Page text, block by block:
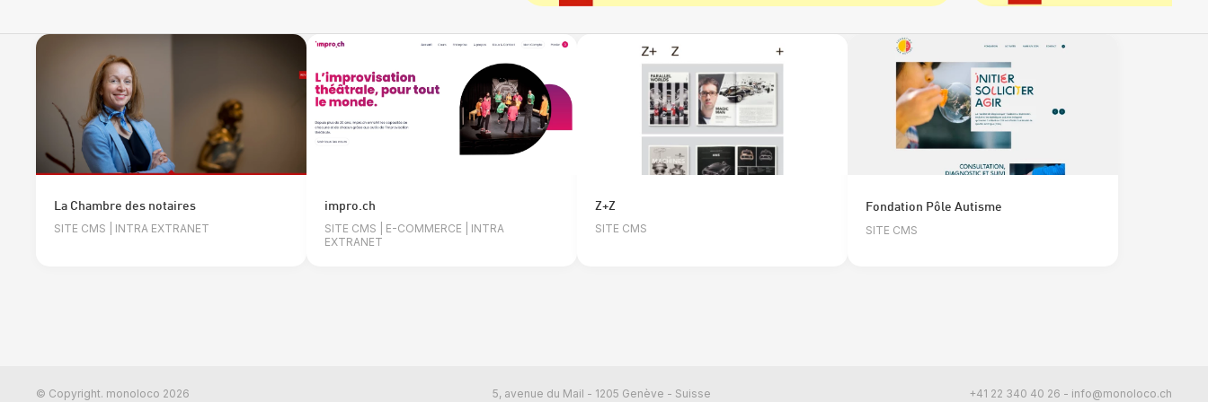
La Chambre des notaires
SITE CMS | INTRA EXTRANET
impro.ch
SITE CMS | E-COMMERCE | INTRA
EXTRANET
Z+Z
SITE CMS
Fondation Pôle Autisme
SITE CMS
© Copyright. monoloco 2026 5, avenue du Mail - 1205 Genève - Suisse +41 22 340 40 26 - info@monoloco.ch